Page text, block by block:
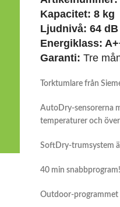
Kapacitet: 8 kg
Ljudnivå: 64 dB
Energiklass:
Garanti: Tre
Torktumlare från
AutoDry-sensorerna
temperaturer och
SoftDry-trumsystem
40 min snabbprogram!
Outdoor-programmet